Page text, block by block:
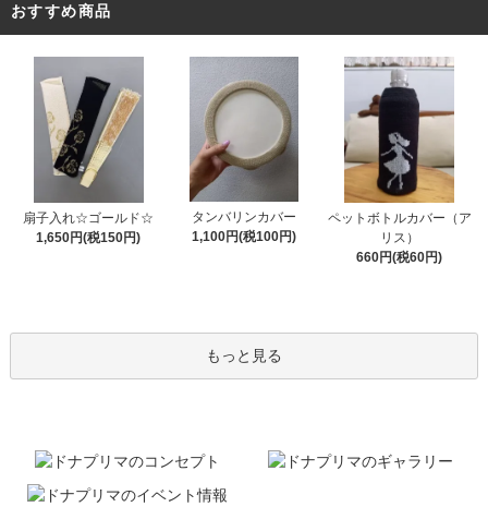
おすすめ商品
扇子入れ☆ゴールド☆
1,650円(税150円)
タンバリンカバー
1,100円(税100円)
ペットボトルカバー（ア
リス）
660円(税60円)
もっと見る